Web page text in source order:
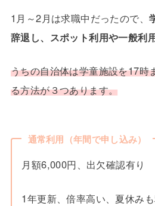
1月～2月は求職中だったので、
辞退し、スポット利用や一般利
うちの自治体は学童施設を17時
る方法が３つあります。
通常利用（年間で申し込み）
月額6,000円、出欠確認有り
1年更新、倍率高い、夏休み